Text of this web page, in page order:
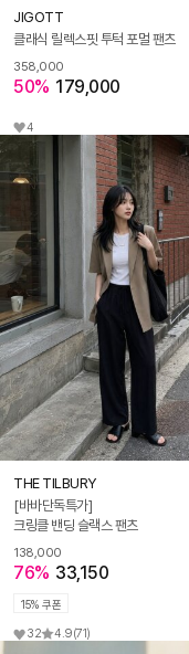
JIGOTT
클래식 릴렉스핏 투턱 포멀 팬츠
358,000
50% 179,000
4
THE TILBURY
[바바단독특가]
크링클 밴딩 슬랙스 팬츠
138,000
76% 33,150
15% 쿠폰
32 4.9(71)